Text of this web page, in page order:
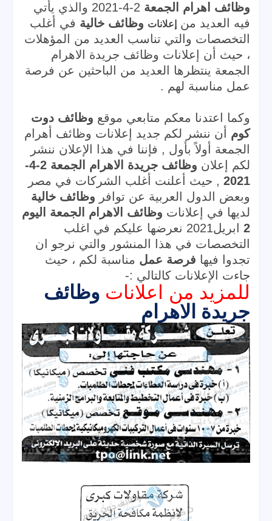
وظائف اهرام الجمعة 2
فيه العديد من
إعلانات وظائف خالية
عمل مناسبة لهم .
وكما اعتدنا معكم متابعي موقع
كوم
لكم إعلان
وظائف جريدة الاهرام الجمعة 2-4-
2021
وبعض الدول العربية عن توافر وظائف خالية
لديها في
إعلانات
2
تجدوا فيها فرصة عمل
جاءت الإعلانات كالتالي :-
للمزيد من اعلانات
جريدة الاهرام